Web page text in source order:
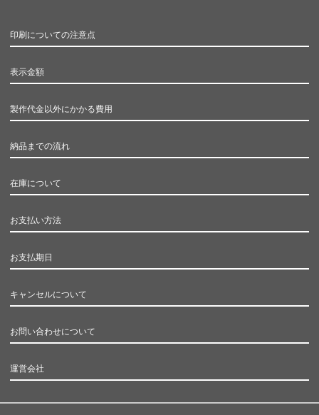
印刷についての注意点
表示金額
製作代金以外にかかる費用
納品までの流れ
在庫について
お支払い方法
お支払期日
キャンセルについて
お問い合わせについて
運営会社